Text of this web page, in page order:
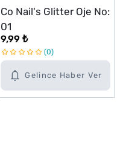
Gelince Haber Ver
Co Nail's Glitter Oje No:
01
9,99 ₺
0